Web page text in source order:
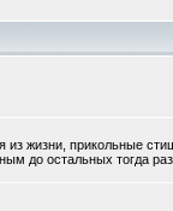
из жизни, прикольные
до остальных тогда